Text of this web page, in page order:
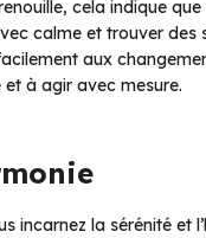
cela indique
calme et trouver des
aux
à agir avec mesure.
incarnez la sérénité et